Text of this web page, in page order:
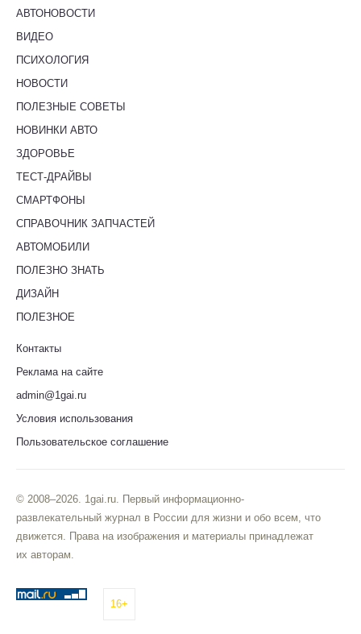
АВТОНОВОСТИ
ВИДЕО
ПСИХОЛОГИЯ
НОВОСТИ
ПОЛЕЗНЫЕ СОВЕТЫ
НОВИНКИ АВТО
ЗДОРОВЬЕ
ТЕСТ-ДРАЙВЫ
СМАРТФОНЫ
СПРАВОЧНИК ЗАПЧАСТЕЙ
АВТОМОБИЛИ
ПОЛЕЗНО ЗНАТЬ
ДИЗАЙН
ПОЛЕЗНОЕ
Контакты
Реклама на сайте
admin@1gai.ru
Условия использования
Пользовательское соглашение
© 2008–2026. 1gai.ru. Первый информационно-
развлекательный журнал в России для жизни и обо всем, что
движется. Права на изображения и материалы принадлежат
их авторам.
16+